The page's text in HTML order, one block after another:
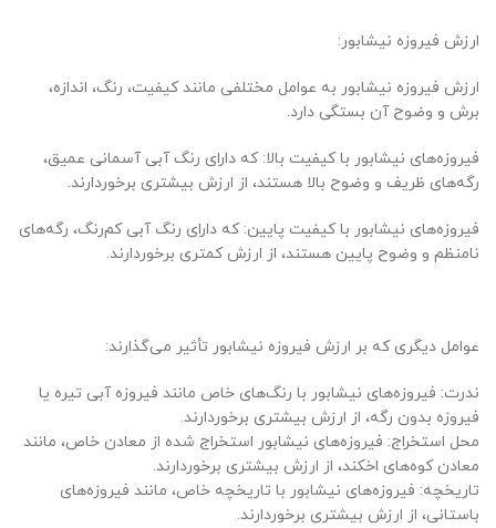
ارزش فیروزه نیشابور:
ارزش فیروزه نیشابور به عوامل مختلفی مانند کیفیت، رنگ، اندازه،
برش و وضوح آن بستگی دارد.
فیروزه‌های نیشابور با کیفیت بالا: که دارای رنگ آبی آسمانی عمیق،
رگه‌های ظریف و وضوح بالا هستند، از ارزش بیشتری برخوردارند.
فیروزه‌های نیشابور با کیفیت پایین: که دارای رنگ آبی کم‌رنگ، رگه‌های
نامنظم و وضوح پایین هستند، از ارزش کمتری برخوردارند.
عوامل دیگری که بر ارزش فیروزه نیشابور تأثیر می‌گذارند:
ندرت: فیروزه‌های نیشابور با رنگ‌های خاص مانند فیروزه آبی تیره یا
فیروزه بدون رگه، از ارزش بیشتری برخوردارند.
محل استخراج: فیروزه‌های نیشابور استخراج شده از معادن خاص، مانند
معادن کوه‌های اخکند، از ارزش بیشتری برخوردارند.
تاریخچه: فیروزه‌های نیشابور با تاریخچه خاص، مانند فیروزه‌های
باستانی، از ارزش بیشتری برخوردارند.